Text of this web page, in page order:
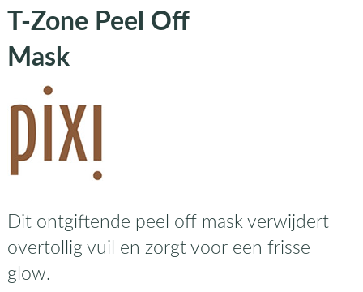
T-Zone Peel Off
Mask
Dit ontgiftende peel off mask verwijdert
overtollig vuil en zorgt voor een frisse
glow.